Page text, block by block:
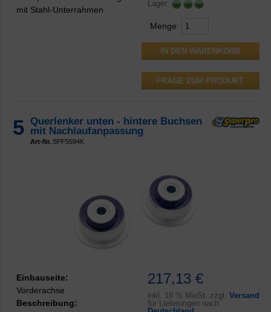
Lager:
Menge:
FRAGE ZUM PRODUKT
mit Stahl-Unterrahmen
5 Querlenker unten - hintere Buchsen
mit Nachlaufanpassung
Art-Nr. SPF5594K
217,13 €
inkl. 19 % MwSt. zzgl. Versand
für Lieferungen nach
Einbauseite:
Vorderachse
Beschreibung: